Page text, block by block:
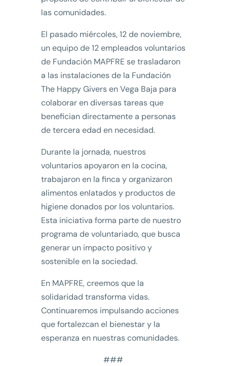
las comunidades.
El pasado miércoles, 12 de noviembre,
un equipo de 12 empleados voluntarios
de Fundación MAPFRE se trasladaron
a las instalaciones de la Fundación
The Happy Givers en Vega Baja para
colaborar en diversas tareas que
benefician directamente a personas
de tercera edad en necesidad.
Durante la jornada, nuestros
voluntarios apoyaron en la cocina,
trabajaron en la finca y organizaron
alimentos enlatados y productos de
higiene donados por los voluntarios.
Esta iniciativa forma parte de nuestro
programa de voluntariado, que busca
generar un impacto positivo y
sostenible en la sociedad.
En MAPFRE, creemos que la
solidaridad transforma vidas.
Continuaremos impulsando acciones
que fortalezcan el bienestar y la
esperanza en nuestras comunidades.
###